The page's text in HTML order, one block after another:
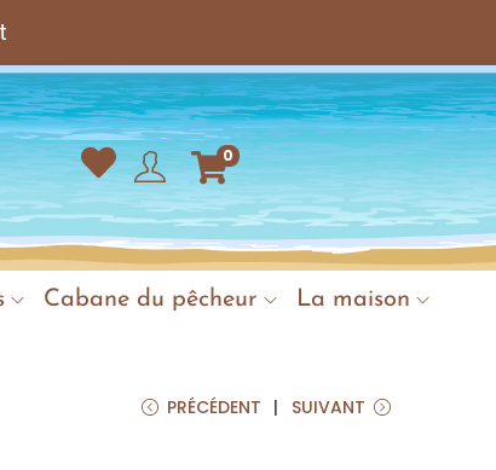
0
Cabane du pêcheur
La maison
PRÉCÉDENT SUIVANT